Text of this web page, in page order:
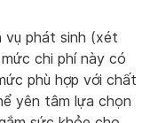
vụ phát sinh (xét
chi phí này có
phù hợp với chất
yên tâm lựa chọn